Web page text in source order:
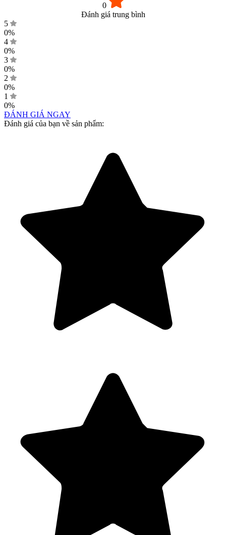
0
Đánh giá trung bình
5
0%
4
0%
3
0%
2
0%
1
0%
ĐÁNH GIÁ NGAY
Đánh giá của bạn về sản phẩm: